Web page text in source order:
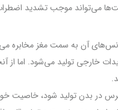
می‌تواند موجب تشدید
آن به سمت مغز
خارجی تولید می‌شود. اما
در بدن تولید شود، خاصیت